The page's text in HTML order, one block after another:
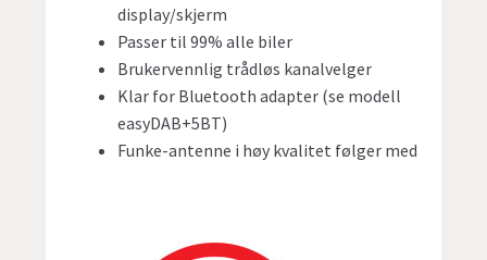
display/skjerm
Passer til 99% alle biler
Brukervennlig trådløs kanalvelger
Klar for Bluetooth adapter (se modell
easyDAB+5BT)
Funke-antenne i høy kvalitet følger med